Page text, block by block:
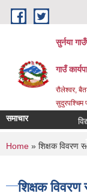
Skip to main content
सुर्नया
गाउँ
रौलेश्वर,
सुदुरपश्चिम
समाचार
1
You are
Home » शिक्षक विवरण
शिक्षक विवरण